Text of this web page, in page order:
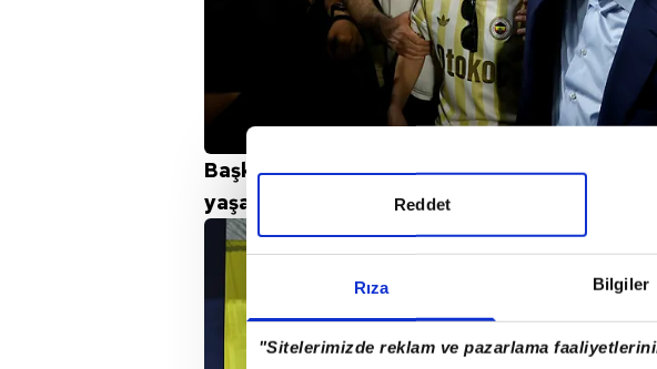
Rıza Bilgiler
"Sitelerimizde reklam ve pazarlama
Reddet
Başkan Yıldırım, teknik ekip ve oyuncuların
yaşamaması için hiçbir fedakarlıktan